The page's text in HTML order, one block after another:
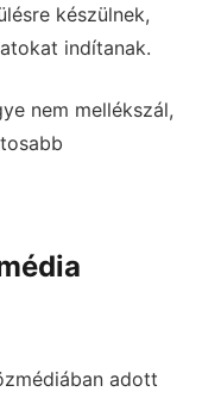
készülnek,
indítanak.
nem mellékszál,
adott